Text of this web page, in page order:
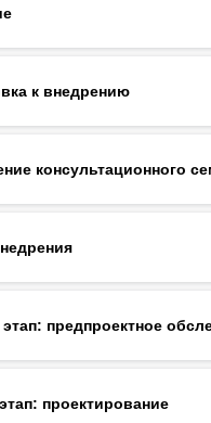
к внедрению
консультационного
предпроектное
проектирование